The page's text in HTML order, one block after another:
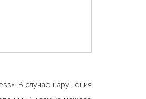
В случае нарушения